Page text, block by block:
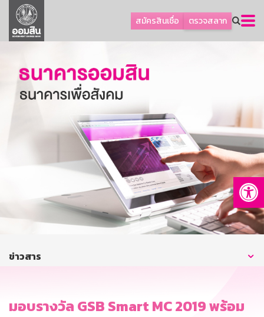
สมัครสินเชื่อ ตรวจสลาก
ลูกค้าธุรกิจ
ลูกค้าผู้ประกอบรายย่อย
ออมเพื่อสุข
เกี่ยวกับธนาคาร
การพัฒนาที่ยั่งยืน
บริการทางการเงิน
ติดต่อเรา
บริการออนไลน์
ข่าวสาร
มอบรางวัล GSB Smart MC 2019 พร้อม